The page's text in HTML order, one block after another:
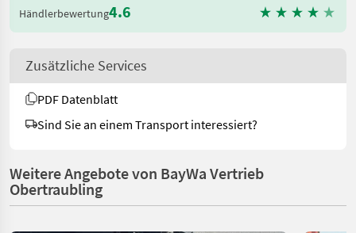
Händlerbewertung4.6
Zusätzliche Services
PDF Datenblatt
Sind Sie an einem Transport interessiert?
Weitere Angebote von BayWa Vertrieb
Obertraubling